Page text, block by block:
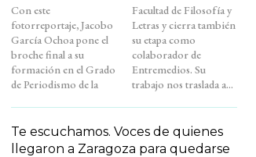
Con este
fotorreportaje, Jacobo
García Ochoa pone el
broche final a su
formación en el Grado
de Periodismo de la
Facultad de Filosofía y
Letras y cierra también
su etapa como
colaborador de
Entremedios. Su
trabajo nos traslada a...
Te escuchamos. Voces de quienes
llegaron a Zaragoza para quedarse